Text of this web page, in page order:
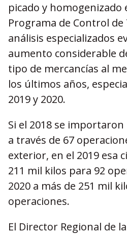
picado y homogenizado
Programa de Control
análisis especializados
aumento considerable
tipo de mercancías al
los últimos años,
2019 y 2020.
Si el 2018 se
a través de 67
exterior, en el 2019 esa
211 mil kilos para 92
2020 a más de 251 mil
operaciones.
El Director Regional de